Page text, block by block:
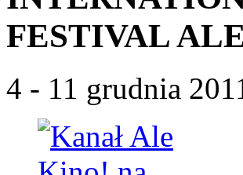
FESTIVAL
4 - 11 grudnia